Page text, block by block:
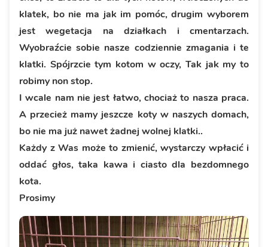
klatek, bo nie ma jak im pomóc, drugim wyborem
jest wegetacja na działkach i cmentarzach.
Wyobraźcie sobie nasze codziennie zmagania i te
klatki. Spójrzcie tym kotom w oczy, Tak jak my to
robimy non stop.
I wcale nam nie jest łatwo, chociaż to nasza praca.
A przecież mamy jeszcze koty w naszych domach,
bo nie ma już nawet żadnej wolnej klatki..
Każdy z Was może to zmienić, wystarczy wpłacić i
oddać głos, taka kawa i ciasto dla bezdomnego
kota.
Prosimy